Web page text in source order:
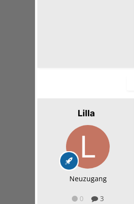
Lilla
Neuzugang
0 3